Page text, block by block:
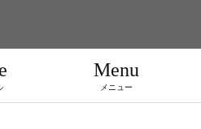
Menu
メニュー